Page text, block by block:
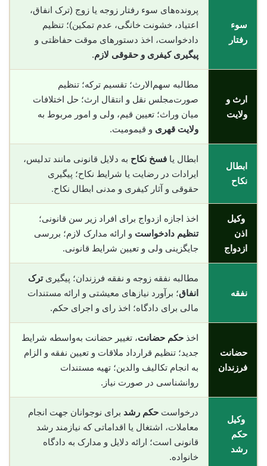
سوء
رفتار
پرونده‌های سوء رفتار زوجه یا زوج (ترک انفاق،
اعتیاد، خشونت خانگی، عدم تمکین)؛ تنظیم
دادخواست، اخذ دستورهای موقت حفاظتی و
پیگیری کیفری و حقوقی لازم.
ارث و
ولایت
مطالبه سهم‌الارث؛ تقسیم ترکه؛ تنظیم
صورت‌مجلس نقل و انتقال ارث؛ حل اختلافات
میان وراث؛ تعیین قیم، ولی و امور مربوط به
ولایت قهری و قیمومیت.
ابطال
نکاح
ابطال یا فسخ نکاح به دلایل قانونی مانند تدلیس،
ایرادات در رضایت یا شرایط نکاح؛ پیگیری
حقوقی و آثار کیفری و مدنی ابطال نکاح.
وکیل
اذن
ازدواج
اخذ اجازه ازدواج برای افراد زیر سن قانونی؛
تنظیم دادخواست و ارائه مدارک لازم؛ بررسی
جایگزینی ولی و تعیین شرایط قانونی.
نفقه
مطالبه نفقه زوجه و نفقه فرزندان؛ پیگیریترک
انفاق؛ برآورد نیازهای معیشتی و ارائه مستندات
مالی برای دادگاه؛ اخذ رای و اجرای حکم.
حضانت
فرزندان
اخذ حکم حضانت، تغییر حضانت به‌واسطه شرایط
جدید؛ تنظیم قرارداد ملاقات و تعیین نفقه و الزام
به انجام تکالیف والدین؛ تهیه مستندات
روانشناسی در صورت نیاز.
وکیل
حکم
رشد
درخواست حکم رشد برای نوجوانان جهت انجام
معاملات، اشتغال یا اقداماتی که نیازمند رشد
قانونی است؛ ارائه دلایل و مدارک به دادگاه
خانواده.